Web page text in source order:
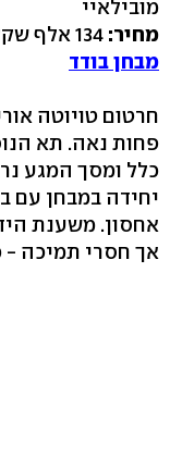
מובילאיי
מחיר:
מבחן בודד
חרטום טויוטה
פחות נאה. תא
כלל ומסך המגע
יחידה במבחן עם
אחסון. משענת
אך חסרי תמיכה -